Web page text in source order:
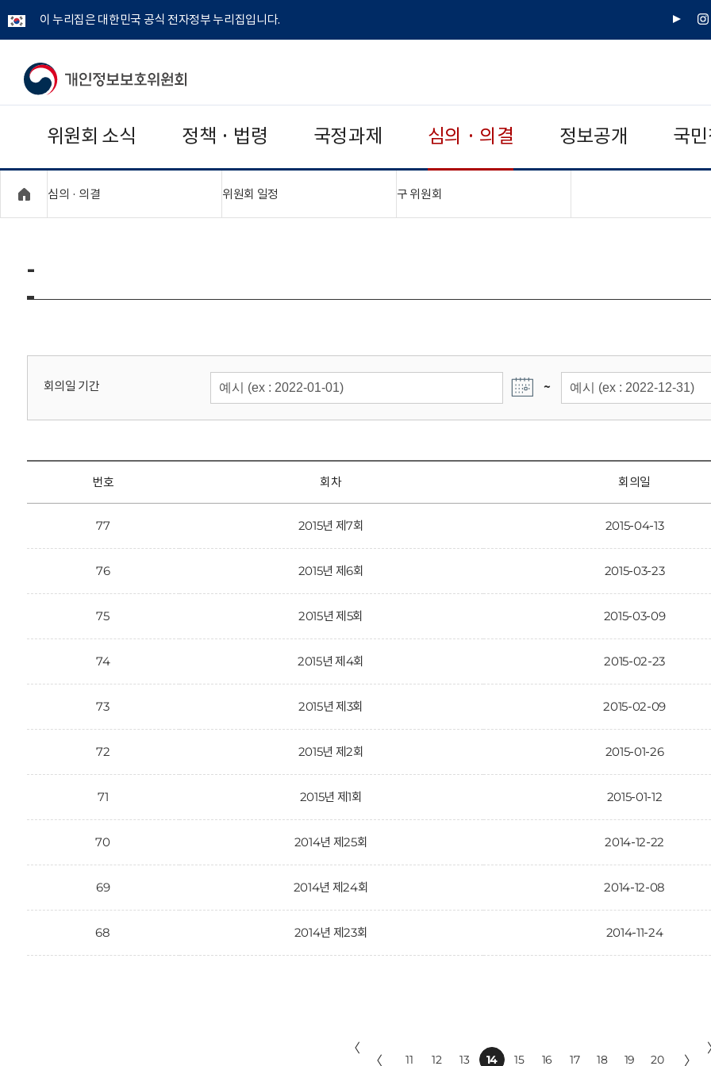
이 누리집은 대한민국 공식 전자정부 누리집입니다.
유
인
개
보
보
위
회
위원회 소식 정책 · 법령 국정과제 심의 · 의결 정보공개 국
심의 · 의결 위원회 일정 구 위원회
-
회의일 기간 ~
번호 회차 회의일
77 2015년 제7회 2015-04-13
76 2015년 제6회 2015-03-23
75 2015년 제5회 2015-03-09
74 2015년 제4회 2015-02-23
73 2015년 제3회 2015-02-09
72 2015년 제2회 2015-01-26
71 2015년 제1회 2015-01-12
70 2014년 제25회 2014-12-22
69 2014년 제24회 2014-12-08
68 2014년 제23회 2014-11-24
〈
〈 11 12 13 14 15 16 17 18 19 20 〉